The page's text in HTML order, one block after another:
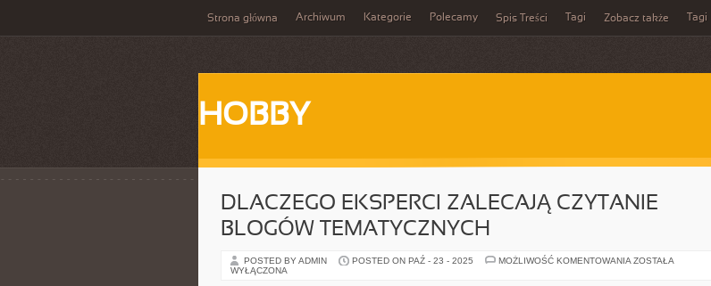
Strona główna Archiwum Kategorie Polecamy Spis Treści Tagi Zobacz także Tagi
HOBBY
DLACZEGO EKSPERCI ZALECAJĄ CZYTANIE
BLOGÓW TEMATYCZNYCH
POSTED BY ADMIN POSTED ON PAŹ - 23 - 2025 MOŻLIWOŚĆ KOMENTOWANIA DLACZEGO
ZOSTAŁA
WYŁĄCZONA